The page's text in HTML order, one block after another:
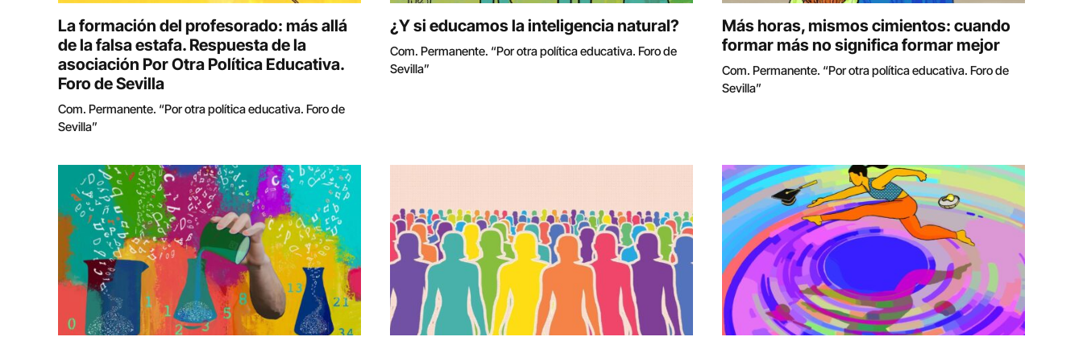
La formación del profesorado: más allá
de la falsa estafa. Respuesta de la
asociación Por Otra Política Educativa.
Foro de Sevilla
Com. Permanente. “Por otra política educativa. Foro de
Sevilla”
¿Y si educamos la inteligencia natural?
Com. Permanente. “Por otra política educativa. Foro de
Sevilla”
Más horas, mismos cimientos: cuando
formar más no significa formar mejor
Com. Permanente. “Por otra política educativa. Foro de
Sevilla”